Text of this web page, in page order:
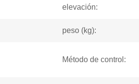
elevación:
peso (kg):
Método de control: